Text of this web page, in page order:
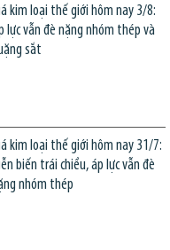
kim loại thế giới hôm nay 3/8:
lực vẫn đè nặng nhóm thép và
sắt
kim loại thế giới hôm nay 31/7:
biến trái chiều, áp lực vẫn đè
nhóm thép